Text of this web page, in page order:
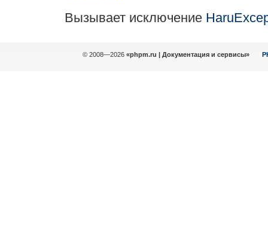
Вызывает исключение
© 2008—2026 «phpm.ru | Документация и сервисы»